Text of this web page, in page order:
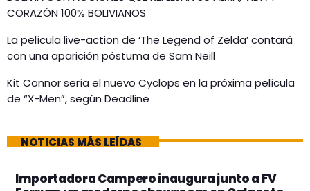
CORAZÓN 100% BOLIVIANOS
La película live-action de ‘The Legend of Zelda’ contará
con una aparición póstuma de Sam Neill
Kit Connor sería el nuevo Cyclops en la próxima película
de “X-Men”, según Deadline
NOTICIAS MÁS LEÍDAS
Importadora Campero inaugura junto a FV